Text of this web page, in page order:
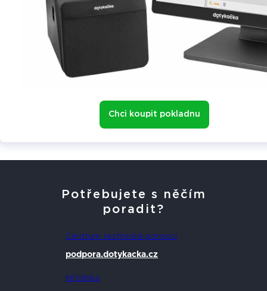
Chci koupit pokladnu
Potřebujete s něčím
poradit?
Centrum technické pomoci
podpora.dotykacka.cz
Infolinka